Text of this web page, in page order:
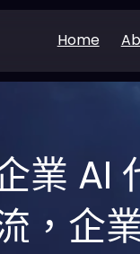
Home
業 AI
，企